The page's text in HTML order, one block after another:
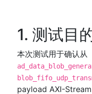
1. 测试目
本次测试用于确认从
payload AXI-